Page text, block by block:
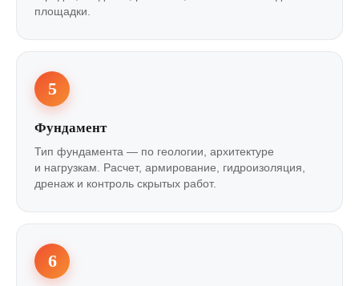
площадки.
5
Фундамент
Тип фундамента — по геологии, архитектуре
и нагрузкам. Расчет, армирование, гидроизоляция,
дренаж и контроль скрытых работ.
6